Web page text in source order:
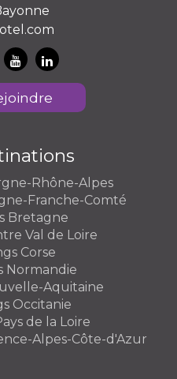
Rhône-Alpes
Franche-Comté
Bretagne
Val de Loire
Corse
Normandie
Aquitaine
Occitanie
de la Loire
Alpes-Côte-d'Azur